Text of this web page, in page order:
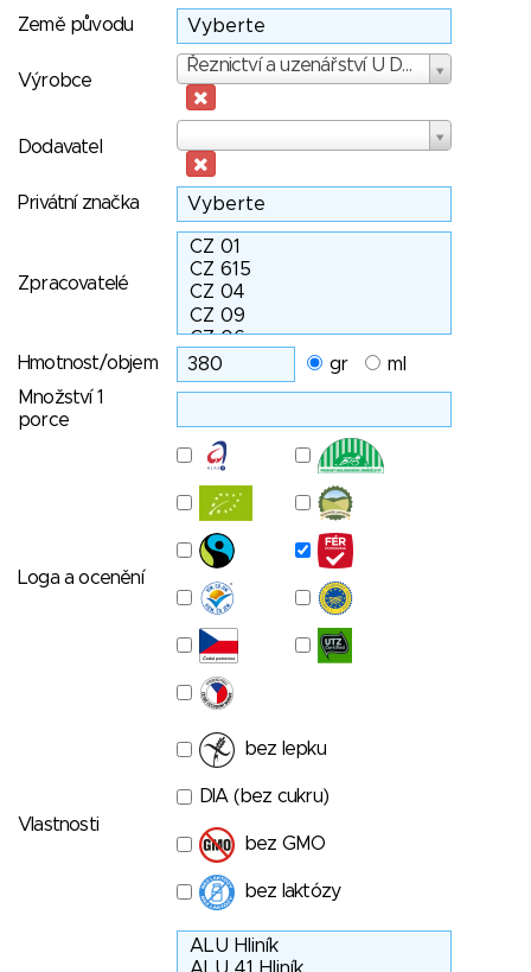
Země původu
Výrobce
Řeznictví a uzenářství U Dolejších s.r.o.
Výrobce
Dodavatel
Privátní značka
Zpracovatelé
Hmotnost/objem gr
ml
Množství 1
porce
Loga a ocenění
Vlastnosti
bez lepku
DIA (bez cukru)
bez GMO
bez laktózy